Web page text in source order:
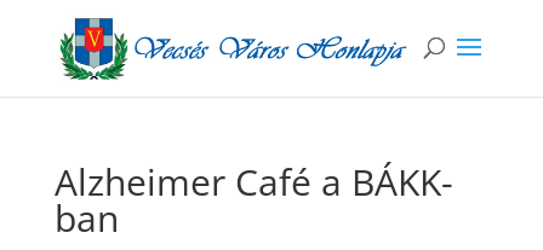
Alzheimer Café a BÁKK-
ban